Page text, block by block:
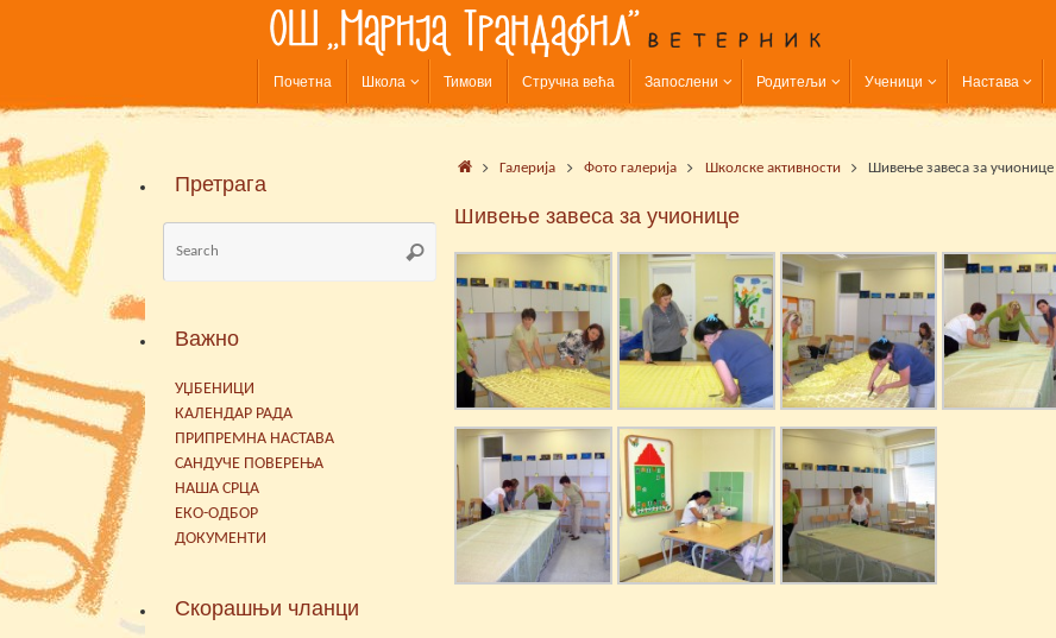
Почетна Школа Тимови Стручна већа Запослени Родитељи Ученици Настава
HomeГалерија Фото галерија Школске активности Шивење завеса за учионице
Шивење завеса за учионице
Претрага
for:
Search
Важно
УЏБЕНИЦИ
КАЛЕНДАР РАДА
ПРИПРЕМНА НАСТАВА
САНДУЧЕ ПОВЕРЕЊА
НАША СРЦА
ЕКО-ОДБОР
ДОКУМЕНТИ
Скорашњи чланци